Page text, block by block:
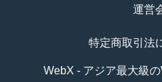
運営
特定商取引法
WebX - アジア最大級